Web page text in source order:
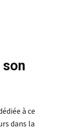
à ce
dans la